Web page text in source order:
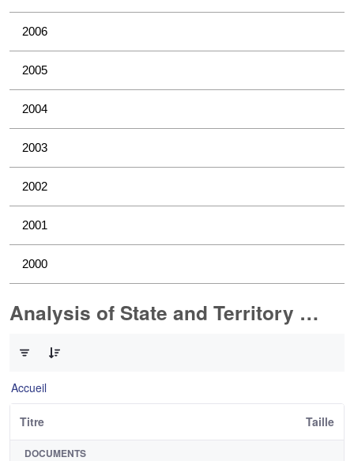
2006
2005
2004
2003
2002
2001
2000
Analysis of State and Territory Health Data
Accueil
Titre Taille
DOCUMENTS